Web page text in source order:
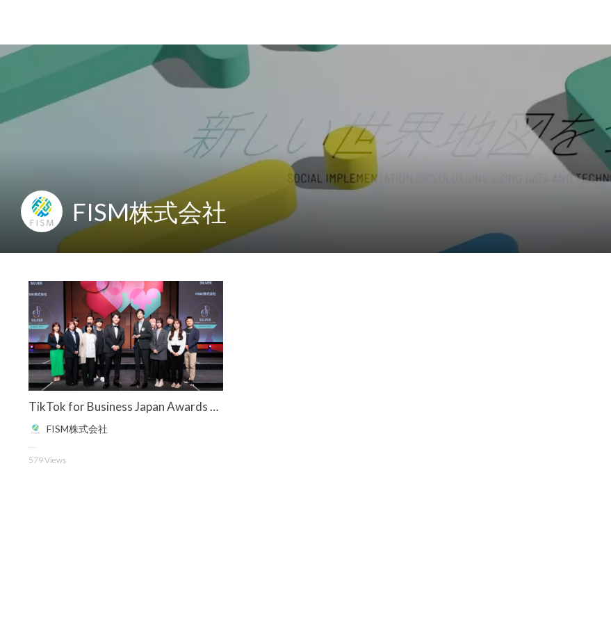
FISM株式会社
TikTok for Business Japan Awards 2024にて「Rising Star Category」Silver Awardを受賞
FISM株式会社
579Views